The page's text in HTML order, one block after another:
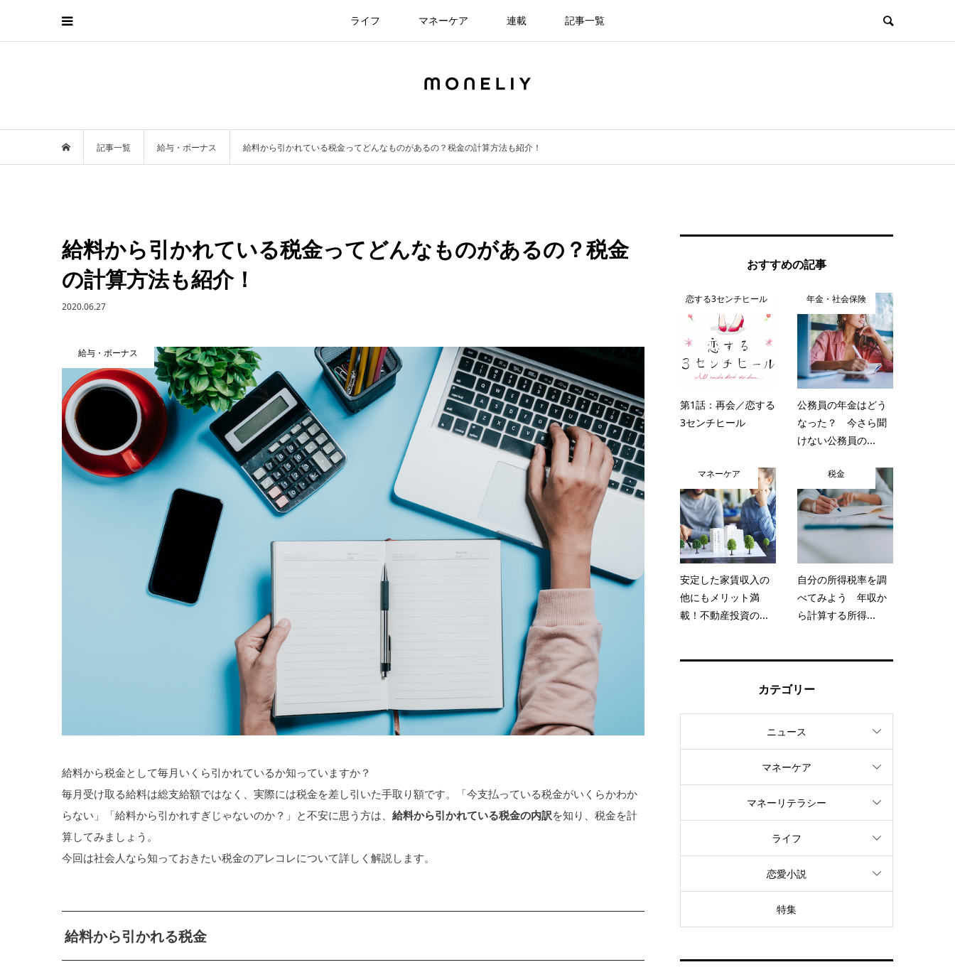
ライフ マネーケア 連載 記事一覧
記事一覧 給与・ボーナス 給料から引かれている税金ってどんなものがあるの？税金の計算方法も紹介！
給料から引かれている税金ってどんなものがあるの？税金
の計算方法も紹介！
2020.06.27
給与・ボーナス
給料から税金として毎月いくら引かれているか知っていますか？
毎月受け取る給料は総支給額ではなく、実際には税金を差し引いた手取り額です。「今支払っている税金がいくらかわか
らない」「給料から引かれすぎじゃないのか？」と不安に思う方は、 給料から引かれている税金の内訳を知り、税金を計
算してみましょう。
今回は社会人なら知っておきたい税金のアレコレについて詳しく解説します。
給料から引かれる税金
おすすめの記事
恋する3センチヒール
第1話：再会／恋する
3センチヒール
年金・社会保険
公務員の年金はどう
なった？ 今さら聞
けない公務員の...
マネーケア
安定した家賃収入の
他にもメリット満
載！不動産投資の...
税金
自分の所得税率を調
べてみよう 年収か
ら計算する所得...
カテゴリー
ニュース
マネーケア
マネーリテラシー
ライフ
恋愛小説
特集